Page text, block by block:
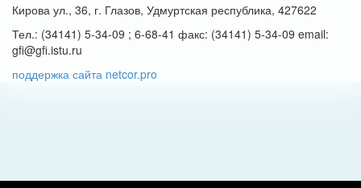
Кирова ул., 36, г. Глазов, Удмуртская республика, 427622
Тел.: (34141) 5-34-09 ; 6-68-41 факс: (34141) 5-34-09 email:
gfi@gfi.istu.ru
поддержка сайта netcor.pro